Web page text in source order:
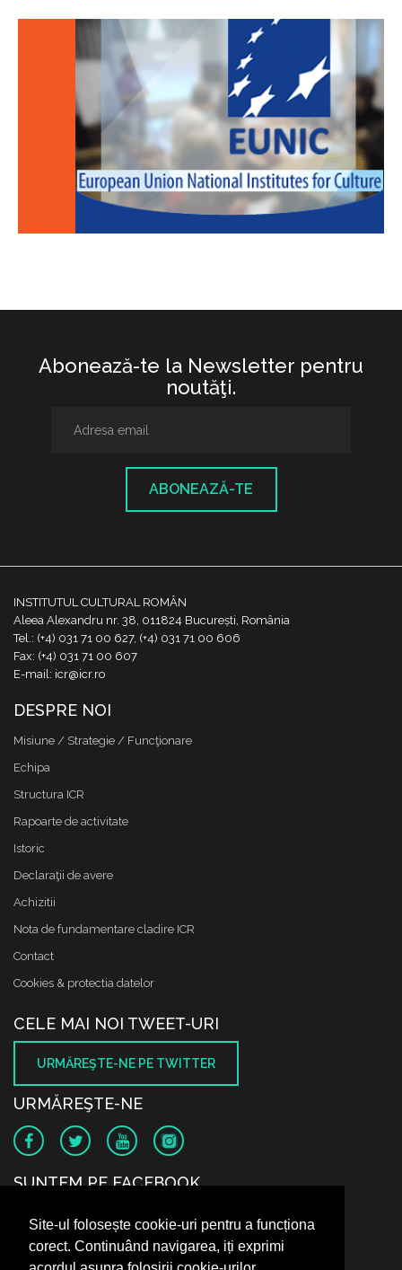
Site-ul folosește cookie-uri pentru a funcționa
corect. Continuând navigarea, iți exprimi
Abonează-te la Newsletter pentru
noutăţi.
ABONEAZĂ-TE
INSTITUTUL CULTURAL ROMÂN
Aleea Alexandru nr. 38, 011824 București, România
Tel.: (+4) 031 71 00 627, (+4) 031 71 00 606
Fax: (+4) 031 71 00 607
E-mail: icr@icr.ro
DESPRE NOI
Misiune / Strategie / Funcţionare
Echipa
Structura ICR
Rapoarte de activitate
Istoric
Declaraţii de avere
Achizitii
Nota de fundamentare cladire ICR
Contact
Cookies & protectia datelor
CELE MAI NOI TWEET-URI
URMĂREŞTE-NE PE TWITTER
URMĂREŞTE-NE
SUNTEM PE FACEBOOK